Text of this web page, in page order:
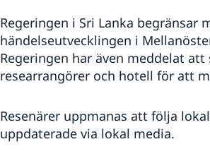
Regeringen i Sri Lanka
händelseutvecklingen i
Regeringen har även meddelat
researrangörer och hotell för att
Resenärer uppmanas att följa
uppdaterade via lokal media.